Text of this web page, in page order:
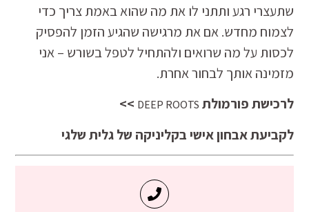
שתעצרי רגע ותתני לו את מה שהוא באמת צריך כדי
לצמוח מחדש. אם את מרגישה שהגיע הזמן להפסיק
לכסות על מה שרואים ולהתחיל לטפל בשורש – אני
מזמינה אותך לבחור אחרת.
לרכישת פורמולת DEEP ROOTS
>>
לקביעת אבחון אישי בקליניקה של גלית שלגי